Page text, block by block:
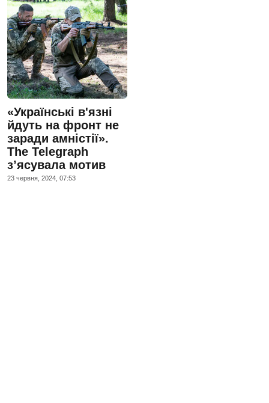
«Українські в'язні
йдуть на фронт не
заради амністії».
The Telegraph
з’ясувала мотив
23 червня, 2024, 07:53